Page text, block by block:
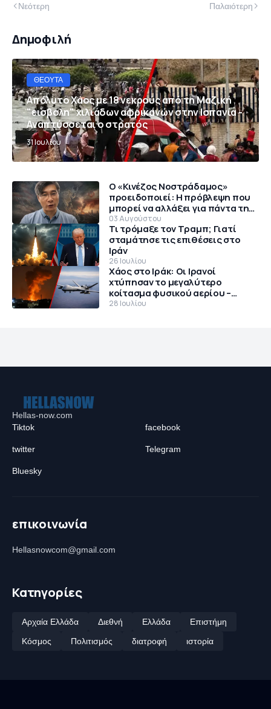
Νεότερη Παλαιότερη
Δημοφιλή
ΘΈΟΥΤΑ
Απόλυτο Χάος με 18 νεκρούς από τη Μαζική
"εισβολη" χιλιάδων αφρικανών στην Ισπανία -
Αναπτύσσεται ο στρατός
31 Ιουλίου
Ο «Κινέζος Νοστράδαμος»
προειδοποιεί: Η πρόβλεψη που
μπορεί να αλλάξει για πάντα την
παγκόσμια τάξη
03 Αυγούστου
Τι τρόμαξε τον Τραμπ; Γιατί
σταμάτησε τις επιθέσεις στο
Ιράν
26 Ιουλίου
Χάος στο Ιράκ: Οι Ιρανοί
χτύπησαν το μεγαλύτερο
κοίτασμα φυσικού αερίου –
Θρίλερ με αμερικανικό MQ-9
28 Ιουλίου
Hellas-now.com
Tiktok
facebook
twitter Telegram
Bluesky
επικοινωνία
Hellasnowcom@gmail.com
Κατηγορίες
Αρχαία Ελλάδα Διεθνή Ελλάδα
Επιστήμη
Κόσμος
Πολιτισμός διατροφή ιστορία